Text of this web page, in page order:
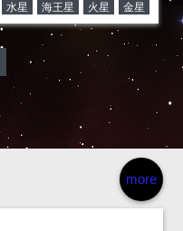
水星 海王星 火星 金星
more